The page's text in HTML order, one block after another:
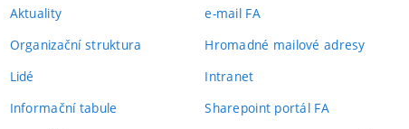
Aktuality
Organizační struktura
Lidé
Informační tabule
e-mail FA
Hromadné mailové adresy
Intranet
Sharepoint portál FA